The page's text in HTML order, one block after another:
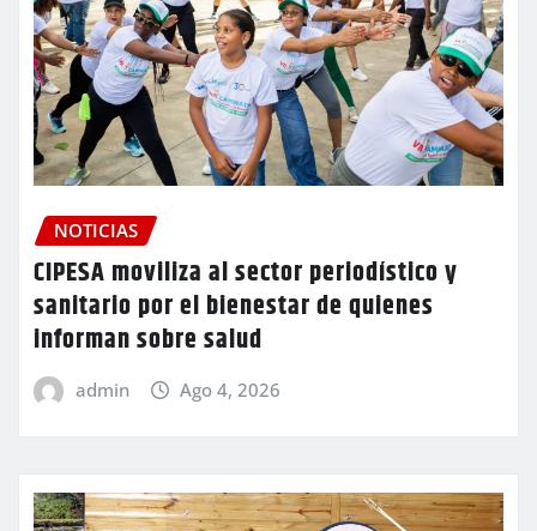
NOTICIAS
CIPESA moviliza al sector periodístico y
sanitario por el bienestar de quienes
informan sobre salud
admin Ago 4, 2026